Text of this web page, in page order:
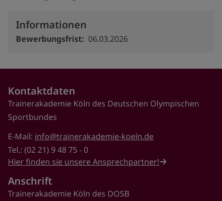
Informationen
Bewerbungsfrist 06.03.2026
Kontaktdaten
Trainerakademie Köln des Deutschen Olympischen
Sportbundes
E-Mail: info@trainerakademie-koeln.de
Tel.: (02 21) 9 48 75 - 0
Hier finden sie unsere Ansprechpartner!
Anschrift
Trainerakademie Köln des DOSB